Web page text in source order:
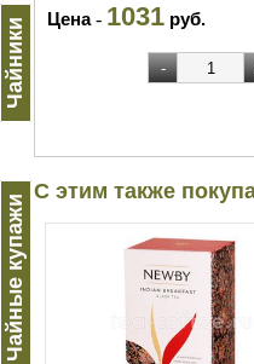
Чайники
Чайные купажи
Цена- 1031 руб.
С этим также